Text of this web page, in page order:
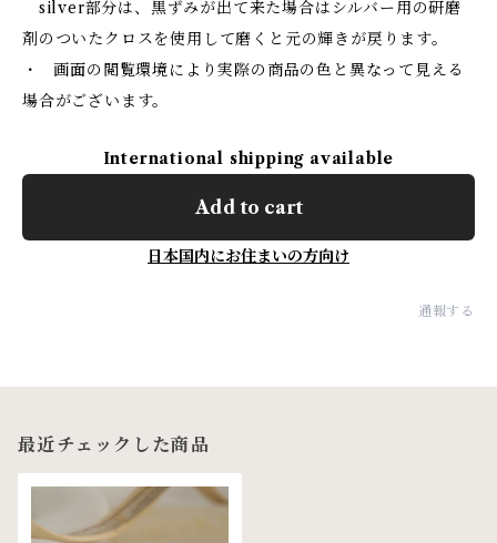
silver部分は、黒ずみが出て来た場合はシルバー用の研磨
剤のついたクロスを使用して磨くと元の輝きが戻ります。
・ 画面の閲覧環境により実際の商品の色と異なって見える
場合がございます。
International shipping available
Add to cart
日本国内にお住まいの方向け
通報する
最近チェックした商品